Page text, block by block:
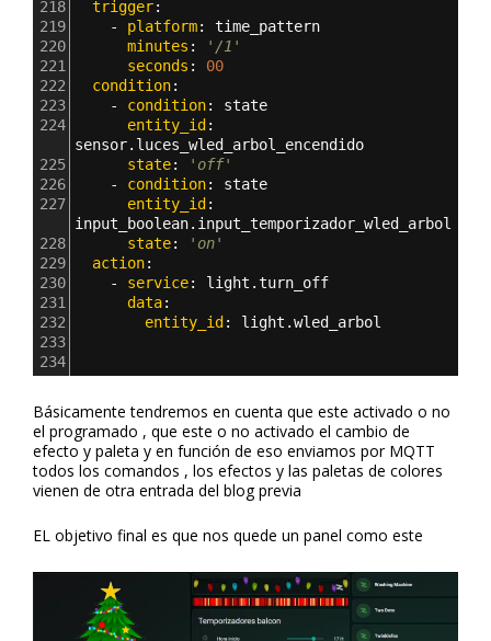
218
  trigger
:
219
- platform: time_pattern
220
minutes :
'/1'
221
seconds : 00
222
  condition
:
223
- condition: state
224
entity_id
sensor.luces_wled_arbol_encendido
225
state:
'off'
226
- condition: state
227
entity_id
input_boolean.input_temporizador_wled_arbol
228
state:
'on'
229
  action
:
230
- service:
231
data:
232
entity_id : light.wled_arbol
233
234
Básicamente tendremos en cuenta que este activado o no
el programado , que este o no activado el cambio de
efecto y paleta y en función de eso enviamos por MQTT
todos los comandos , los efectos y las paletas de colores
vienen de otra entrada del blog previa
EL objetivo final es que nos quede un panel como este